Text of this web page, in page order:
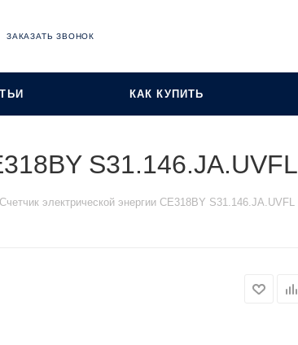
ЗАКАЗАТЬ ЗВОНОК
КАК КУПИТЬ
S31.146.JA.UVFL
Счетчик электрической энергии СЕ318BY S31.146.JA.UVFL